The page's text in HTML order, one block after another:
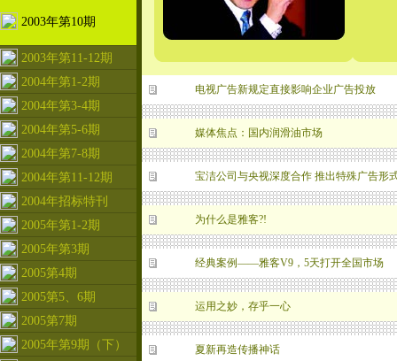
2003年第10期
2003年第11-12期
2004年第1-2期
2004年第3-4期
2004年第5-6期
2004年第7-8期
2004年第11-12期
2004年招标特刊
2005年第1-2期
2005年第3期
2005第4期
2005第5、6期
2005第7期
2005年第9期（下）
电视广告新规定直接影响企业广告投放
媒体焦点：国内润滑油市场
宝洁公司与央视深度合作 推出特殊广告形
为什么是雅客?!
经典案例——雅客V9，5天打开全国市场
运用之妙，存乎一心
夏新再造传播神话